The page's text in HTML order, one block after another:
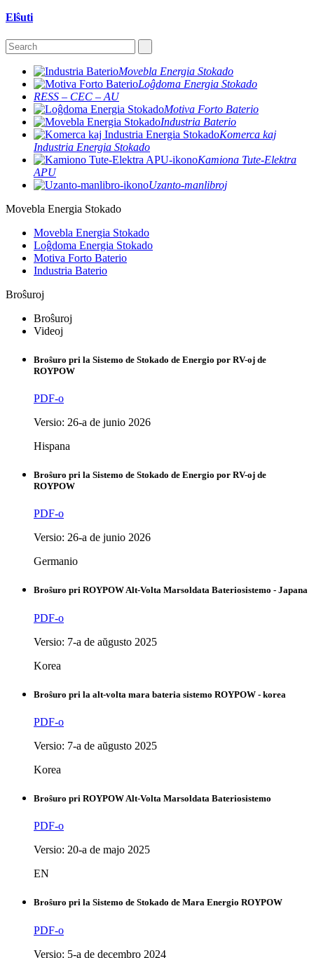
Elŝuti
Movebla Energia Stokado
Loĝdoma Energia Stokado
RESS – CEC – AU
Motiva Forto Baterio
Industria Baterio
Komerca kaj
Industria Energia Stokado
Kamiona Tute-Elektra
APU
Uzanto-manlibroj
Movebla Energia Stokado
Movebla Energia Stokado
Loĝdoma Energia Stokado
Motiva Forto Baterio
Industria Baterio
Broŝuroj
Broŝuroj
Videoj
Broŝuro pri la Sistemo de Stokado de Energio por RV-oj de
ROYPOW
PDF-o
Versio: 26-a de junio 2026
Hispana
Broŝuro pri la Sistemo de Stokado de Energio por RV-oj de
ROYPOW
PDF-o
Versio: 26-a de junio 2026
Germanio
Broŝuro pri ROYPOW Alt-Volta Marsoldata Bateriosistemo - Japana
PDF-o
Versio: 7-a de aŭgusto 2025
Korea
Broŝuro pri la alt-volta mara bateria sistemo ROYPOW - korea
PDF-o
Versio: 7-a de aŭgusto 2025
Korea
Broŝuro pri ROYPOW Alt-Volta Marsoldata Bateriosistemo
PDF-o
Versio: 20-a de majo 2025
EN
Broŝuro pri la Sistemo de Stokado de Mara Energio ROYPOW
PDF-o
Versio: 5-a de decembro 2024